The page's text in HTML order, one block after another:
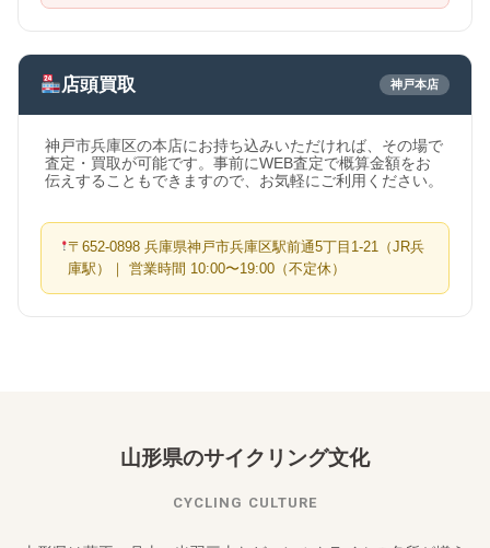
店頭買取 神戸本店
神戸市兵庫区の本店にお持ち込みいただければ、その場で
査定・買取が可能です。事前にWEB査定で概算金額をお
伝えすることもできますので、お気軽にご利用ください。
〒652-0898 兵庫県神戸市兵庫区駅前通5丁目1-21（JR兵
庫駅）｜ 営業時間 10:00〜19:00（不定休）
山形県のサイクリング文化
CYCLING CULTURE